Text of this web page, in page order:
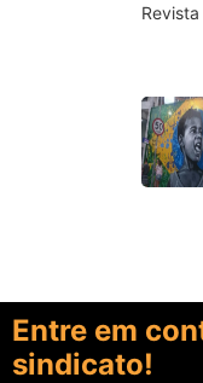
Revista
Entre em
sindicato!